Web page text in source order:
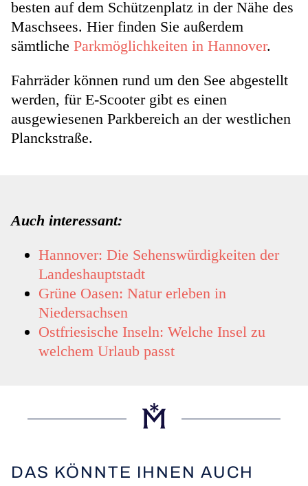
besten auf dem Schützenplatz in der Nähe des
Maschsees. Hier finden Sie außerdem
sämtliche Parkmöglichkeiten in Hannover.
Fahrräder können rund um den See abgestellt
werden, für E-Scooter gibt es einen
ausgewiesenen Parkbereich an der westlichen
Planckstraße.
Auch interessant:
Hannover: Die Sehenswürdigkeiten der
Landeshauptstadt
Grüne Oasen: Natur erleben in
Niedersachsen
Ostfriesische Inseln: Welche Insel zu
welchem Urlaub passt
DAS KÖNNTE IHNEN AUCH